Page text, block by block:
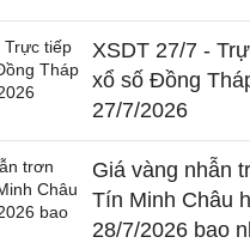
XSDT 27/7 -
xổ số Đồng
27/7/2026
Giá vàng nhẫn
Tín Minh Châu
28/7/2026 bao